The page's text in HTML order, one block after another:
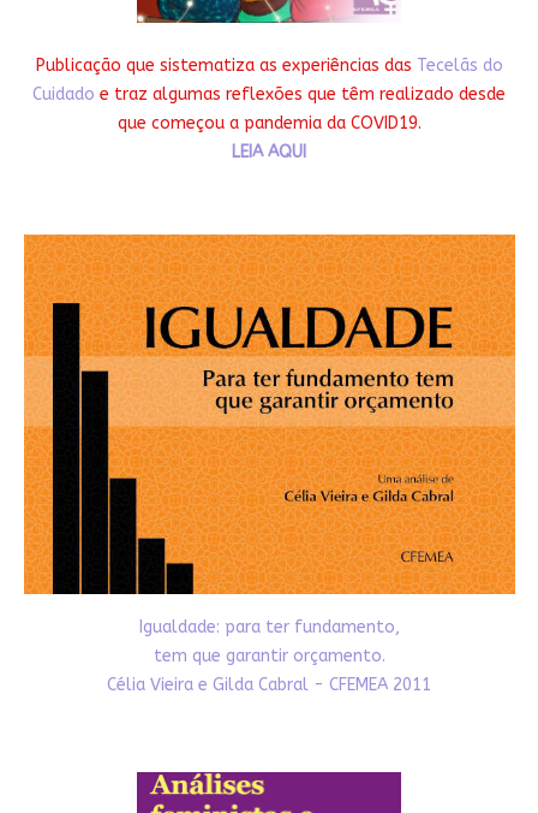
Publicação que sistematiza as experiências das Tecelãs do
Cuidado e traz algumas reflexões que têm realizado desde
que começou a pandemia da COVID19.
LEIA AQUI
Igualdade: para ter fundamento,
tem que garantir orçamento.
Célia Vieira e Gilda Cabral - CFEMEA 2011